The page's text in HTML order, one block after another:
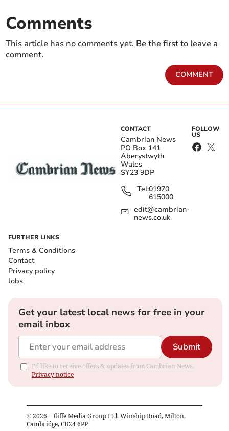
Comments
This article has no comments yet. Be the first to leave a
comment.
COMMENT
CONTACT
Cambrian News
PO Box 141
Aberystwyth
Wales
SY23 9DP
Tel:01970
615000
edit@cambrian-
news.co.uk
FOLLOW
US
FURTHER LINKS
Terms & Conditions
Contact
Privacy policy
Jobs
Get your latest local news for free in your
email inbox
Submit
I'd like to receive offers & updates from Cambrian News.
Privacy notice
© 2026 – Iliffe Media Group Ltd, Winship Road, Milton,
Cambridge, CB24 6PP